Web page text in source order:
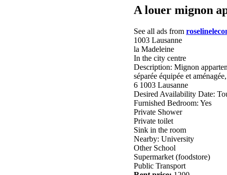
A louer mignon
See all ads from
1003 Lausanne
la Madeleine
In the city centre
Description: Mignon
séparée équipée et
6 1003 Lausanne
Desired Availability Date:
Furnished Bedroom: Yes
Private Shower
Private toilet
Sink in the room
Nearby: University
Other School
Supermarket (foodstore)
Public Transport